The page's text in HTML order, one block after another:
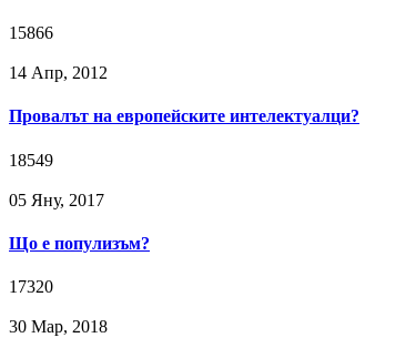
15866
14 Апр, 2012
Провалът на европейските интелектуалци?
18549
05 Яну, 2017
Що е популизъм?
17320
30 Мар, 2018